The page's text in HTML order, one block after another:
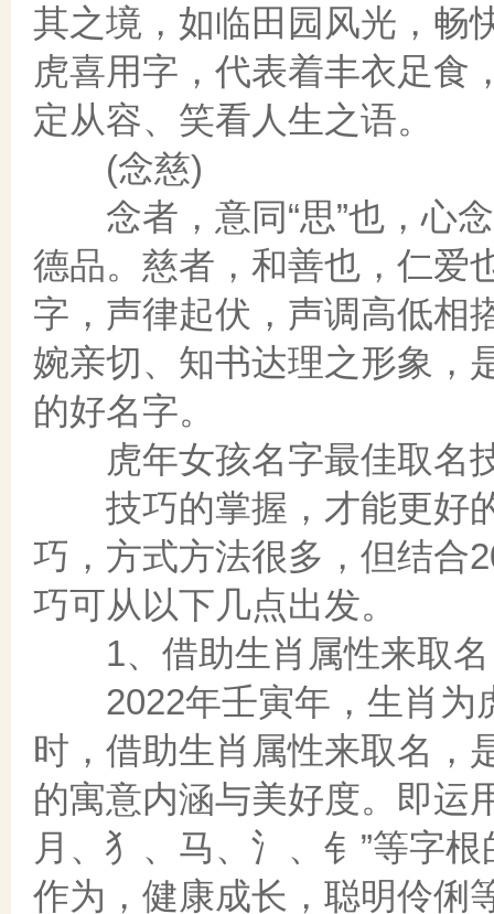
其之境，如临田园风光，畅
虎喜用字，代表着丰衣足食
定从容、笑看人生之语。
(念慈)
念者，意同“思”也，心念
德品。慈者，和善也，仁爱
字，声律起伏，声调高低相
婉亲切、知书达理之形象，
的好名字。
虎年女孩名字最佳取名
技巧的掌握，才能更好的
巧，方式方法很多，但结合
巧可从以下几点出发。
1、借助生肖属性来取名
2022年壬寅年，生肖为
时，借助生肖属性来取名，
的寓意内涵与美好度。即运
月、犭、马、氵、钅”等字
作为，健康成长，聪明伶俐